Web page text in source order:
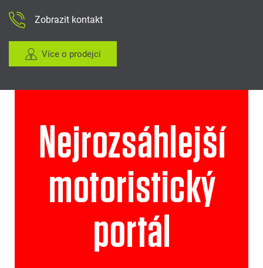
Zobrazit kontakt
Více o prodejci